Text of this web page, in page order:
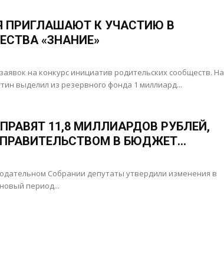
ПРИГЛАШАЮТ К УЧАСТИЮ В
«ЗНАНИЕ»
на конкурс инициатив родительских сообществ. На
выделил из резервного фонда 1 миллиард...
11,8 МИЛЛИАРДОВ РУБЛЕЙ,
В БЮДЖЕТ...
Собрании депутаты утвердили изменения в
период...